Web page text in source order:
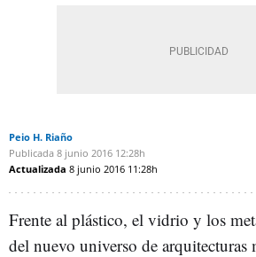
Peio H. Riaño
Publicada 8 junio 2016 12:28h
Actualizada 8 junio 2016 11:28h
Frente al plástico, el vidrio y los
del nuevo universo de arquitecturas